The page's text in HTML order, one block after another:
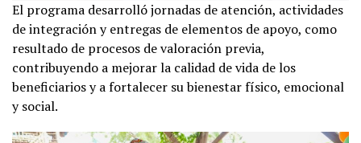
El programa desarrolló jornadas de atención, actividades
de integración y entregas de elementos de apoyo, como
resultado de procesos de valoración previa,
contribuyendo a mejorar la calidad de vida de los
beneficiarios y a fortalecer su bienestar físico, emocional
y social.